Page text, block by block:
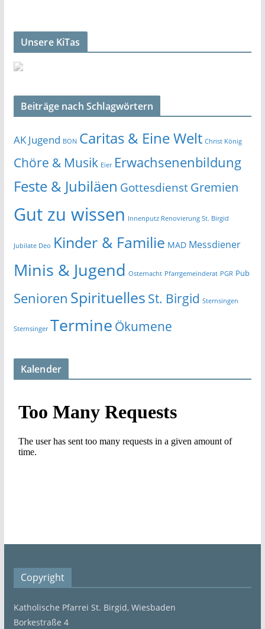
Unsere KiTas
Beiträge nach Schlagwörtern
AK Jugend BON Caritas & Eine Welt Christ König
Chöre & Musik Eier Erwachsenenbildung
Feste & Jubiläen GottesdienstGremien
Gut zu wissen Innenputz Renovierung St. Birgid
Jubilate Deo Kinder & Familie MAD Messdiener
Minis & Jugend Osternacht Pfarrgemeinderat PGR Pub
Senioren Spirituelles St. Birgid Sternsingen
Sternsinger Termine Ökumene
Kalender
Copyright
Katholische Pfarrei St. Birgid, Wiesbaden
Borkestraße 4